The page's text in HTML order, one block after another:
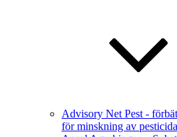
Advisory Net Pest -
för minskning av